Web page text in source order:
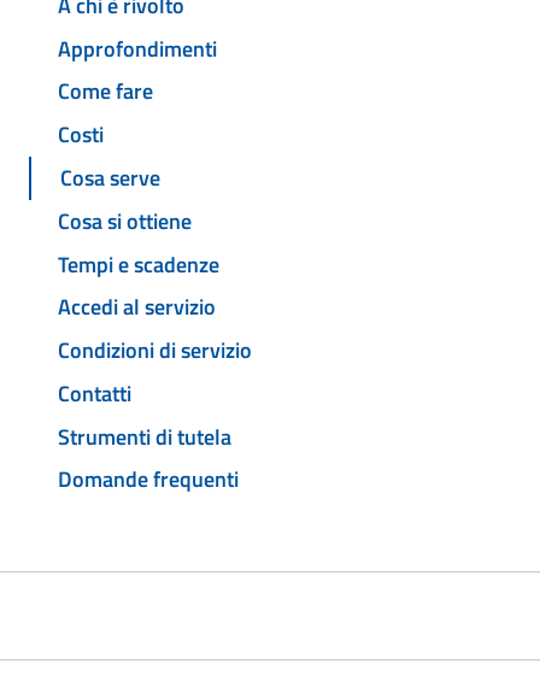
Approfondimenti
Come fare
Costi
Cosa serve
Cosa si ottiene
Tempi e scadenze
Accedi al servizio
Condizioni di servizio
Contatti
Strumenti di tutela
Domande frequenti